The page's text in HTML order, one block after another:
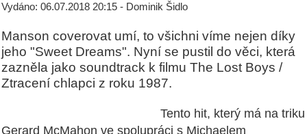
Vydáno: 06.07.2018 20:15 - Dominik Šidlo
Manson coverovat umí, to všichni víme nejen díky
jeho "Sweet Dreams". Nyní se pustil do věci, která
zazněla jako soundtrack k filmu The Lost Boys /
Ztracení chlapci z roku 1987.
Tento hit, který má na triku
Gerard McMahon ve spolupráci s Michaelem